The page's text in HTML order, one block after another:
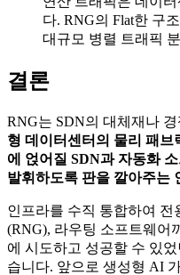
다. RNG의 Flat한 구
대규모 병렬 트래픽
결론
RNG는 SDN의 대체재나
형 데이터센터의 물리 패브
에 얹어질 SDN과 자동화
발휘하도록 판을 깔아주는
인프라를 수직 통합하여 전
(RNG), 라우팅 소프트웨어
에 시도하고 성공할 수 있
습니다. 앞으로 생성형 AI